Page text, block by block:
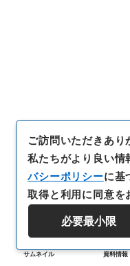
サムネイル 資料情報
ご訪問いただきあり
私たちがより良い情
バシーポリシーに基
取得と利用に同意を
必要最小限